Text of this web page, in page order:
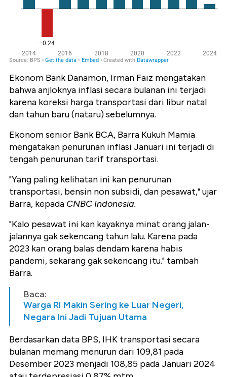
Ekonom Bank Danamon, Irman Faiz mengatakan
bahwa anjloknya inflasi secara bulanan ini terjadi
karena koreksi harga transportasi dari libur natal
dan tahun baru (nataru) sebelumnya.
Ekonom senior Bank BCA, Barra Kukuh Mamia
mengatakan penurunan inflasi Januari ini terjadi di
tengah penurunan tarif transportasi.
"Yang paling kelihatan ini kan penurunan
transportasi, bensin non subsidi, dan pesawat," ujar
Barra, kepada CNBC Indonesia.
"Kalo pesawat ini kan kayaknya minat orang jalan-
jalannya gak sekencang tahun lalu. Karena pada
2023 kan orang balas dendam karena habis
pandemi, sekarang gak sekencang itu." tambah
Barra.
Baca:
Warga RI Makin Sering ke Luar Negeri,
Negara Ini Jadi Tujuan Utama
Berdasarkan data BPS, IHK transportasi secara
bulanan memang menurun dari 109,81 pada
Desember 2023 menjadi 108,85 pada Januari 2024